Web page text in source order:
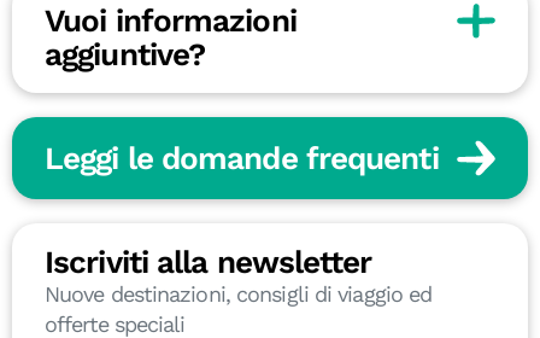
Vuoi informazioni
aggiuntive?
Leggi le domande frequenti
Iscriviti alla newsletter
Nuove destinazioni, consigli di viaggio ed
offerte speciali